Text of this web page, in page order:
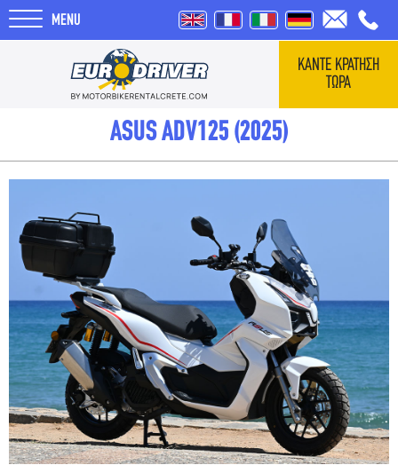
MENU
ΚΑΝΤΕ ΚΡΑΤΗΣΗ
ΤΩΡΑ
ΕΝΟΙΚΙΑΣΕΙΣ
ΣΧΕΤΙΚΑ ΜΕ ΕΜΑΣ
REVIEWS
ΤΑΞΙΔΙΑ
BLOG
F.A.Q
ASUS ADV125 (2025)